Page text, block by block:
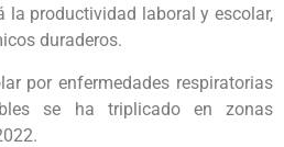
la productividad laboral y escolar,
duraderos.
por enfermedades respiratorias
se ha triplicado en zonas